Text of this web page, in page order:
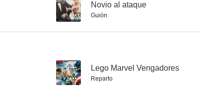
-- Novio al ataque
Guión
-- Lego Marvel Vengadores
Reparto